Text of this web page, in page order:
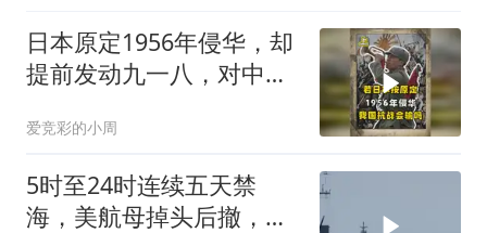
日本原定1956年侵华，却
提前发动九一八，对中国
爱竞彩的小周
5时至24时连续五天禁
海，美航母掉头后撤，黄